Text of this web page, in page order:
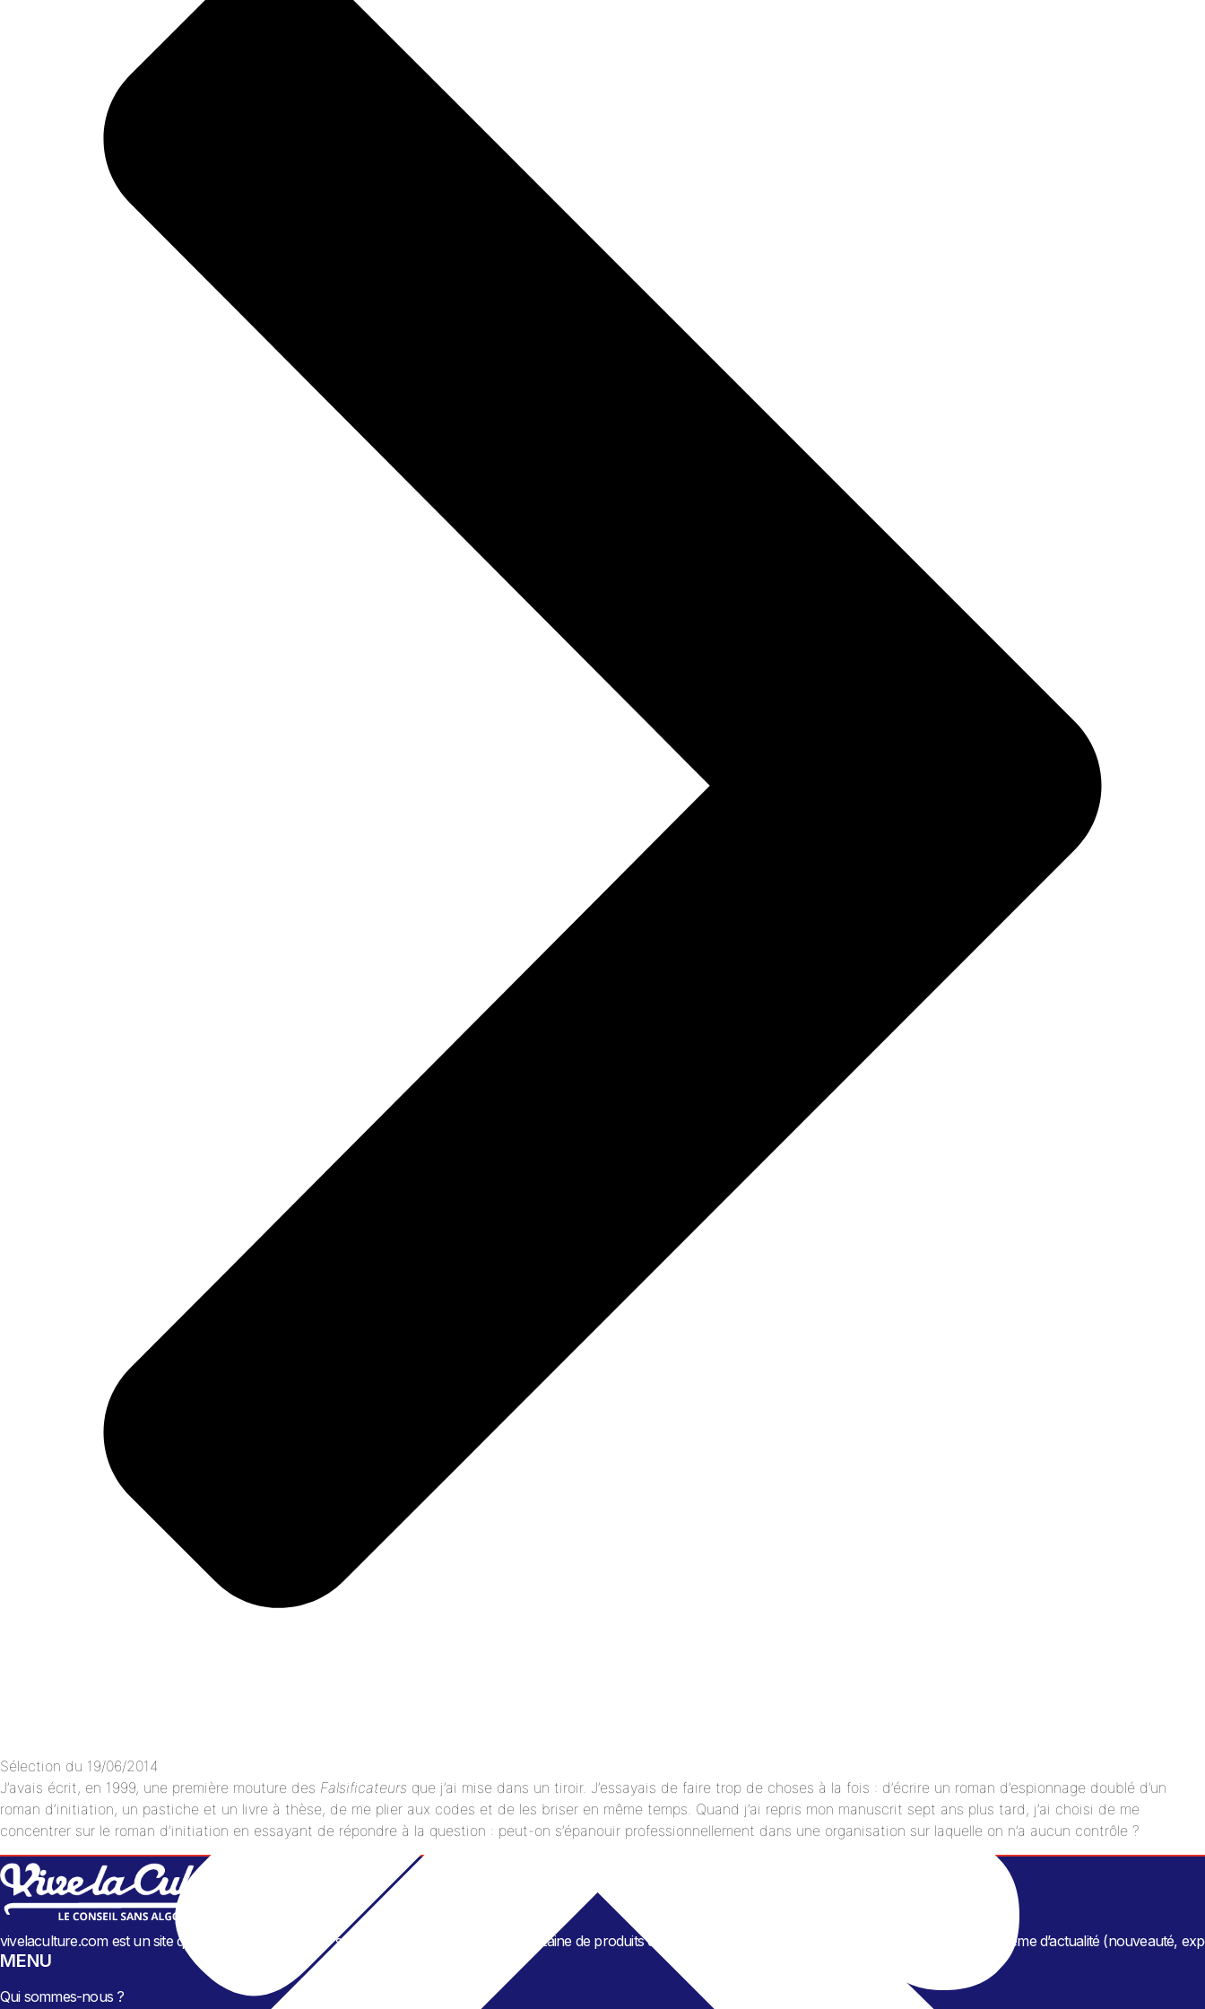
Sélection du 19/06/2014
J’avais écrit, en 1999, une première mouture des Falsificateurs que j’ai mise dans un tiroir. J’essayais de faire trop de choses à la fois : d’écrire un roman d’espionnage doublé d’un
roman d’initiation, un pastiche et un livre à thèse, de me plier aux codes et de les briser en même temps. Quand j’ai repris mon manuscrit sept ans plus tard, j’ai choisi de me
concentrer sur le roman d’initiation en essayant de répondre à la question : peut-on s’épanouir professionnellement dans une organisation sur laquelle on n’a aucun contrôle ?
vivelaculture.com est un site qui propose, une fois par semaine, une sélection d’une douzaine de produits culturels (films, livres, musique…) regroupés autour d’un thème d’actualité (nouveauté,
MENU
Qui sommes-nous ?